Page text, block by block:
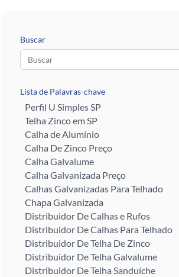
Buscar
Lista de Palavras-chave
Perfil U Simples SP
Telha Zinco em SP
Calha de Alumínio
Calha De Zinco Preço
Calha Galvalume
Calha Galvanizada Preço
Calhas Galvanizadas Para Telhado
Chapa Galvanizada
Distribuidor De Calhas e Rufos
Distribuidor De Calhas Para Telhado
Distribuidor De Telha De Zinco
Distribuidor De Telha Galvalume
Distribuidor De Telha Sanduíche